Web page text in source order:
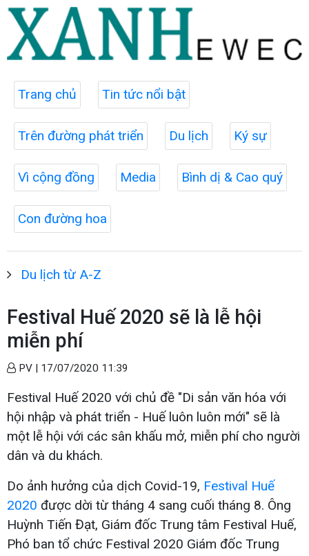
Trang chủ Tin tức nổi bật
Trên đường phát triển Du lịch Ký sự
Vì cộng đồng Media Bình dị & Cao quý
Con đường hoa
Du lịch từ A-Z
Festival Huế 2020 sẽ là lễ hội
miễn phí
PV | 17/07/2020 11:39
Festival Huế 2020 với chủ đề "Di sản văn hóa với
hội nhập và phát triển - Huế luôn luôn mới" sẽ là
một lễ hội với các sân khấu mở, miễn phí cho người
dân và du khách.
Do ảnh hưởng của dịch Covid-19, Festival Huế
2020 được dời từ tháng 4 sang cuối tháng 8. Ông
Huỳnh Tiến Đạt, Giám đốc Trung tâm Festival Huế,
Phó ban tổ chức Festival 2020 Giám đốc Trung